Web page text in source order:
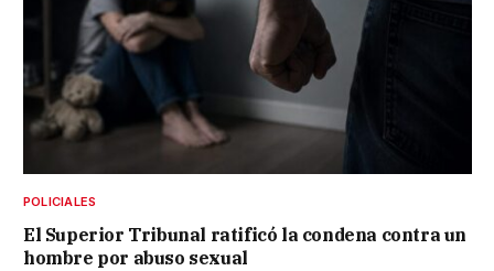
POLICIALES
El Superior Tribunal ratificó la condena contra un
hombre por abuso sexual